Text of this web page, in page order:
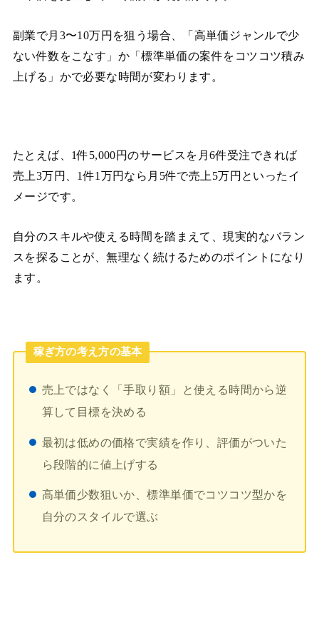
副業で月3〜10万円を狙う場合、「高単価ジャンルで少
ない件数をこなす」か「標準単価の案件をコツコツ積み
上げる」かで必要な時間が変わります。
たとえば、1件5,000円のサービスを月6件受注できれば
売上3万円、1件1万円なら月5件で売上5万円といったイ
メージです。
自分のスキルや使える時間を踏まえて、現実的なバラン
スを探ることが、無理なく続けるためのポイントになり
ます。
稼ぎ方の考え方の基本
売上ではなく「手取り額」と使える時間から逆
算して目標を決める
最初は低めの価格で実績を作り、評価がついた
ら段階的に値上げする
高単価少数狙いか、標準単価でコツコツ型かを
自分のスタイルで選ぶ